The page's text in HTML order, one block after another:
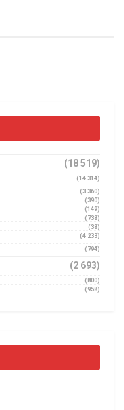
(18 519)
(14 314)
(3 360)
(390)
(149)
(738)
(38)
(4 233)
(794)
(2 693)
(800)
(958)